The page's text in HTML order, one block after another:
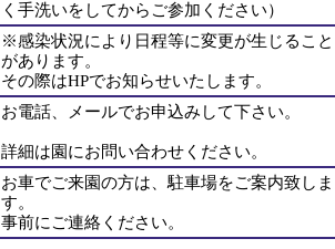
く手洗いをしてからご参加ください）
※感染状況により日程等に変更が生じること
があります。
その際はHPでお知らせいたします。
お電話、メールでお申込みして下さい。
詳細は園にお問い合わせください。
お車でご来園の方は、駐車場をご案内致しま
す。
事前にご連絡ください。